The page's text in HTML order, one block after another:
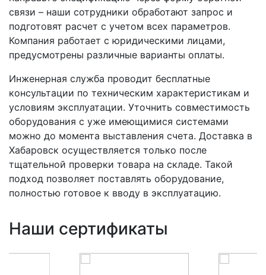
связи – наши сотрудники обработают запрос и
подготовят расчет с учетом всех параметров.
Компания работает с юридическими лицами,
предусмотрены различные варианты оплаты.
Инженерная служба проводит бесплатные
консультации по техническим характеристикам и
условиям эксплуатации. Уточнить совместимость
оборудования с уже имеющимися системами
можно до момента выставления счета. Доставка в
Хабаровск осуществляется только после
тщательной проверки товара на складе. Такой
подход позволяет поставлять оборудование,
полностью готовое к вводу в эксплуатацию.
Наши сертификаты